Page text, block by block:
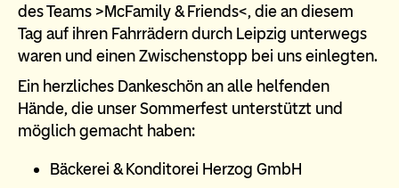
des Teams >McFamily & Friends<, die an diesem
Tag auf ihren Fahrrädern durch Leipzig unterwegs
waren und einen Zwischenstopp bei uns einlegten.
Ein herzliches Dankeschön an alle helfenden
Hände, die unser Sommerfest unterstützt und
möglich gemacht haben:
Bäckerei & Konditorei Herzog GmbH